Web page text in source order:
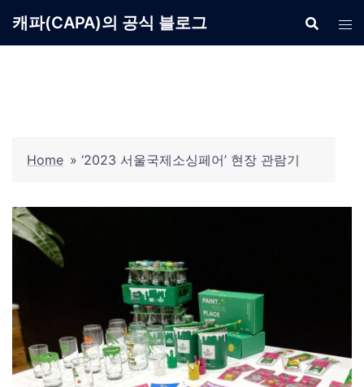
캐파(CAPA)의 공식 블로그
Home » ‘2023 서울국제소싱페어’ 현장 관람기